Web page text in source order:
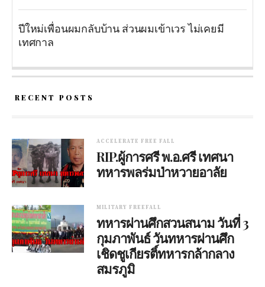
ปีใหม่เพื่อนผมกลับบ้าน ส่วนผมเข้าเวร ไม่เคยมี
เทศกาล
RECENT POSTS
ACCELERATE FREE FALL
RIP.ผู้การศรี พ.อ.ศรี เทศนา
ทหารพลร่มป่าหวายอาลัย
MILITARY FREEFALL
ทหารผ่านศึกสวนสนาม วันที่ 3
กุมภาพันธ์ วันทหารผ่านศึก
เชิดชูเกียรติ์ทหารกล้ากลาง
สมรภูมิ